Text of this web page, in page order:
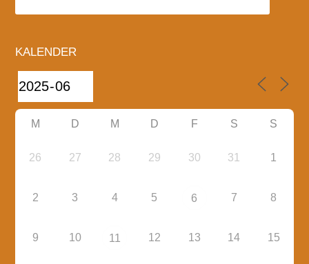
KALENDER
M D M D F S S
26 27 28 29 30 31 1
2 3 4 5 6 7 8
9 10 11 12 13 14 15